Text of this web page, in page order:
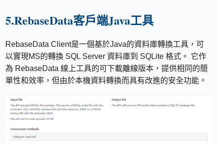
5.RebaseData客戶端Java工具
RebaseData Client是一個基於Java的資料庫轉換工具，可
以實現MS的轉換 SQL Server 資料庫到 SQLite 格式。 它作
為 RebaseData 線上工具的可下載離線版本，提供相同的簡
單性和效率，但由於本機資料轉換而具有改進的安全功能。